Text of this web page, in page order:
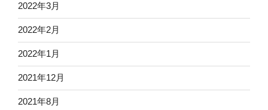
2022年3月
2022年2月
2022年1月
2021年12月
2021年8月